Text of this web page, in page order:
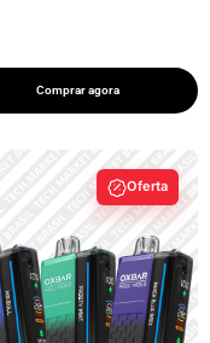
Comprar agora
Oferta